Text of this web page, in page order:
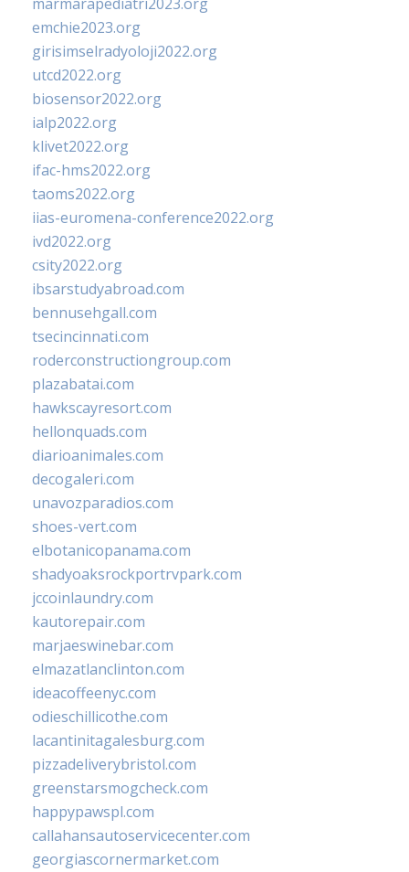
emchie2023.org
girisimselradyoloji2022.org
utcd2022.org
biosensor2022.org
ialp2022.org
klivet2022.org
ifac-hms2022.org
taoms2022.org
iias-euromena-conference2022.org
ivd2022.org
csity2022.org
ibsarstudyabroad.com
bennusehgall.com
tsecincinnati.com
roderconstructiongroup.com
plazabatai.com
hawkscayresort.com
hellonquads.com
diarioanimales.com
decogaleri.com
unavozparadios.com
shoes-vert.com
elbotanicopanama.com
shadyoaksrockportrvpark.com
jccoinlaundry.com
kautorepair.com
marjaeswinebar.com
elmazatlanclinton.com
ideacoffeenyc.com
odieschillicothe.com
lacantinitagalesburg.com
pizzadeliverybristol.com
greenstarsmogcheck.com
happypawspl.com
callahansautoservicecenter.com
georgiascornermarket.com